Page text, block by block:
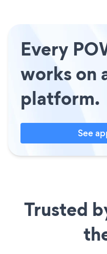
Every
works on
platform.
See
Trusted